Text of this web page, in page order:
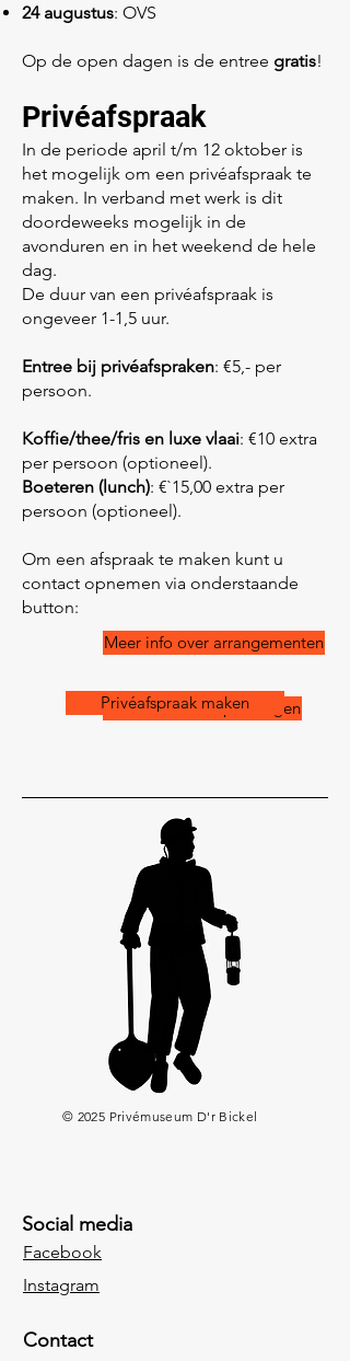
24 augustus: OVS
Op de open dagen is de entree gratis!
Privéafspraak
In de periode april t/m 12 oktober is
het mogelijk om een privéafspraak te
maken. In verband met werk is dit
doordeweeks mogelijk in de
avonduren en in het weekend de hele
dag.
De duur van een privéafspraak is
ongeveer 1-1,5 uur.
Entree bij privéafspraken: €5,- per
persoon.
Koffie/thee/fris en luxe vlaai: €10 extra
per persoon (optioneel).
Boeteren (lunch): €`15,00 extra per
persoon (optioneel).
Om een afspraak te maken kunt u
contact opnemen via onderstaande
button:
Meer info over arrangementen
Meer info over open dagen
Privéafspraak maken
© 2025 Privémuseum D'r Bickel
Social media
Facebook
Instagram
Contact